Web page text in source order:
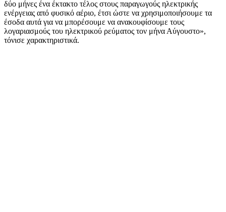
δύο μήνες ένα έκτακτο τέλος στους παραγωγούς ηλεκτρικής
ενέργειας από φυσικό αέριο, έτσι ώστε να χρησιμοποιήσουμε τα
έσοδα αυτά για να μπορέσουμε να ανακουφίσουμε τους
λογαριασμούς του ηλεκτρικού ρεύματος τον μήνα Αύγουστο»,
τόνισε χαρακτηριστικά.